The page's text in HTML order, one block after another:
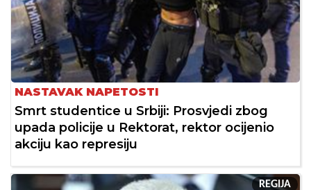
NASTAVAK NAPETOSTI
Smrt studentice u Srbiji: Prosvjedi zbog
upada policije u Rektorat, rektor ocijenio
akciju kao represiju
REGIJA